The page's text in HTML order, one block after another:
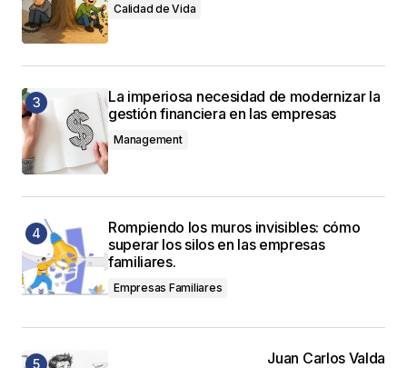
Calidad de Vida
La imperiosa necesidad de modernizar la
gestión financiera en las empresas
Management
Rompiendo los muros invisibles: cómo
superar los silos en las empresas
familiares.
Empresas Familiares
Juan Carlos Valda